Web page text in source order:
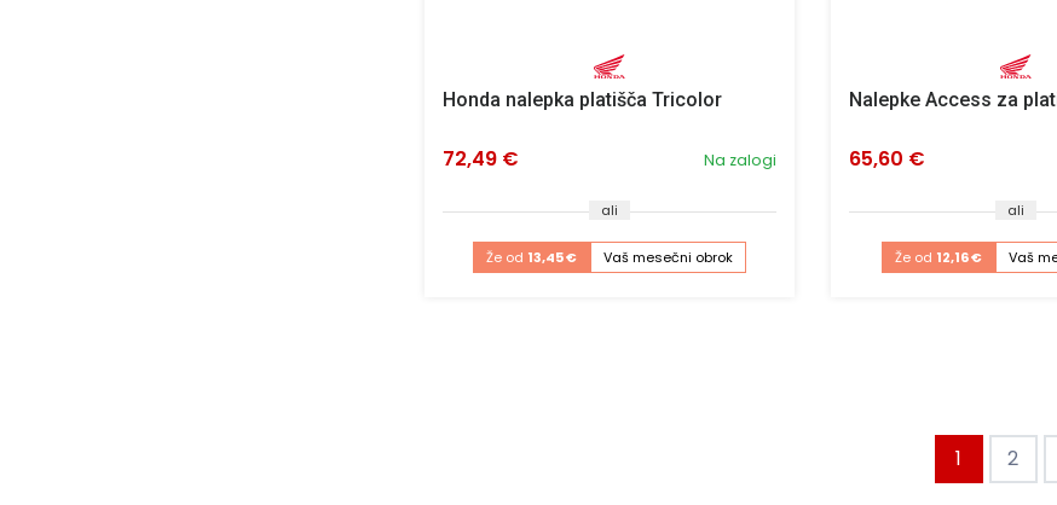
Honda nalepka platišča Tricolor
Na zalogi
72,49 €
ali
Že od 13,45 € Vaš mesečni obrok
Nalepke Access za
65,60 €
ali
Že od 12,16 € Vaš
1 2